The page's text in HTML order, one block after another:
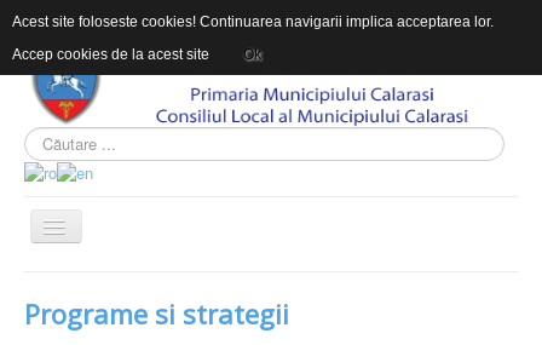
DESPRE DAS
Programe si strategii
Acest site foloseste cookies! Continuarea navigarii implica acceptarea lor.
Accep cookies de la acest site
Ok